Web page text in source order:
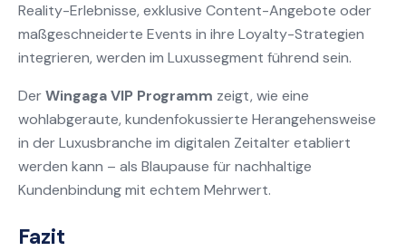
Reality-Erlebnisse, exklusive Content-Angebote oder
maßgeschneiderte Events in ihre Loyalty-Strategien
integrieren, werden im Luxussegment führend sein.
DerWingaga VIP Programm zeigt, wie eine
wohlabgeraute, kundenfokussierte Herangehensweise
in der Luxusbranche im digitalen Zeitalter etabliert
werden kann – als Blaupause für nachhaltige
Kundenbindung mit echtem Mehrwert.
Fazit